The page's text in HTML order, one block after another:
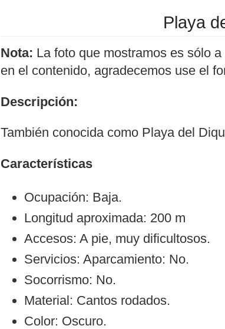
Playa
Nota: La foto que mostramos es sólo
en el contenido, agradecemos use el
Descripción:
También conocida como Playa del
Características
Ocupación: Baja.
Longitud aproximada: 200 m
Accesos: A pie, muy dificultosos.
Servicios: Aparcamiento: No.
Socorrismo: No.
Material: Cantos rodados.
Color: Oscuro.